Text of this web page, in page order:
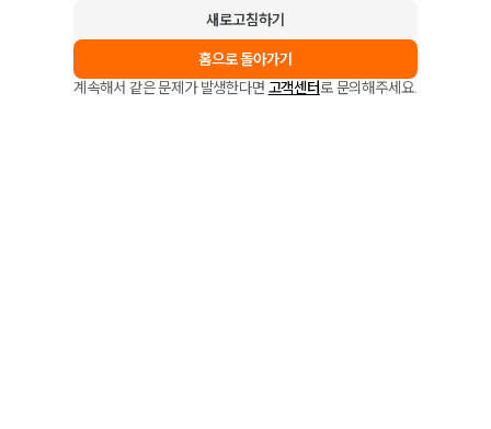
새로고침하기
홈으로 돌아가기
계속해서 같은 문제가 발생한다면 고객센터로 문의해주세요.